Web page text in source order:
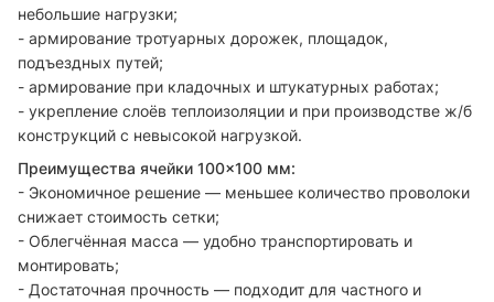
небольшие нагрузки;
- армирование тротуарных дорожек, площадок,
подъездных путей;
- армирование при кладочных и штукатурных работах;
- укрепление слоёв теплоизоляции и при производстве ж/б
конструкций с невысокой нагрузкой.
Преимущества ячейки 100×100 мм:
- Экономичное решение — меньшее количество проволоки
снижает стоимость сетки;
- Облегчённая масса — удобно транспортировать и
монтировать;
- Достаточная прочность — подходит для частного и